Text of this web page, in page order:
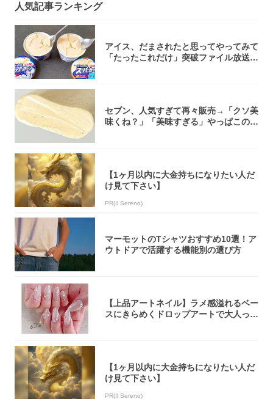
人気記事ランキング
アイス、だまされたと思ってやってみて
「たったこれだけ」突破ファイル放送で
セブン、人気すぎて再々販売→「クソ美
味くね？」「美味すぎる」やっぱこのク
【1ヶ月以内に大金持ちになりたい人だ
け見て下さい】
PR(Il Sereno)
マーモットのTシャツおすすめ10選！ア
ウトドアで活躍する機能別の選び方
【上品アートネイル】ラメ感溢れるベー
スにきらめくドロップアートで大人っぽ
【1ヶ月以内に大金持ちになりたい人だ
け見て下さい】
PR(Il Sereno)